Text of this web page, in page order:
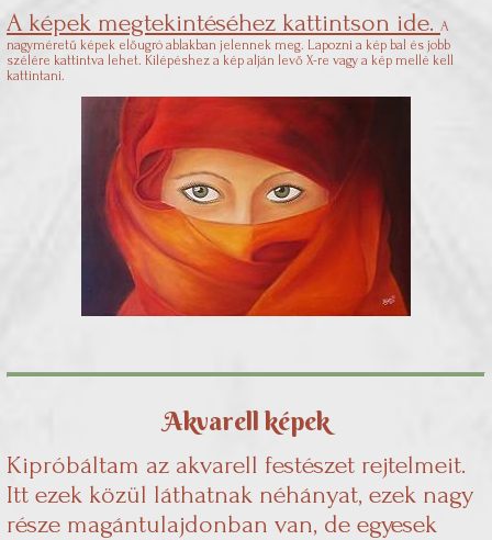
A képek megtekintéséhez kattintson ide. A
nagyméretű képek előugró ablakban jelennek meg. Lapozni a kép bal és jobb
szélére kattintva lehet. Kilépéshez a kép alján levő X-re vagy a kép mellé kell
kattintani.
Akvarell képek
Kipróbáltam az akvarell festészet rejtelmeit.
Itt ezek közül láthatnak néhányat, ezek nagy
része magántulajdonban van, de egyesek